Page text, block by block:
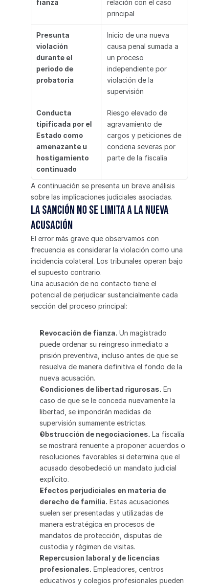
fianza
relación con el caso
principal
Presunta
violación
durante el
periodo de
probatoria
Inicio de una nueva
causa penal sumada a
un proceso
independiente por
violación de la
supervisión
Conducta
tipificada por el
Estado como
amenazante u
hostigamiento
continuado
Riesgo elevado de
agravamiento de
cargos y peticiones de
condena severas por
parte de la fiscalía
A continuación se presenta un breve análisis
sobre las implicaciones judiciales asociadas.
La sanción no se limita a la nueva
acusación
El error más grave que observamos con
frecuencia es considerar la violación como una
incidencia colateral. Los tribunales operan bajo
el supuesto contrario.
Una acusación de no contacto tiene el
potencial de perjudicar sustancialmente cada
sección del proceso principal:
Revocación de fianza. Un magistrado
puede ordenar su reingreso inmediato a
prisión preventiva, incluso antes de que se
resuelva de manera definitiva el fondo de la
nueva acusación.
Condiciones de libertad rigurosas. En
caso de que se le conceda nuevamente la
libertad, se impondrán medidas de
supervisión sumamente estrictas.
Obstrucción de negociaciones. La fiscalía
se mostrará renuente a proponer acuerdos o
resoluciones favorables si determina que el
acusado desobedeció un mandato judicial
explícito.
Efectos perjudiciales en materia de
derecho de familia. Estas acusaciones
suelen ser presentadas y utilizadas de
manera estratégica en procesos de
mandatos de protección, disputas de
custodia y régimen de visitas.
Repercusion laboral y de licencias
profesionales. Empleadores, centros
educativos y colegios profesionales pueden